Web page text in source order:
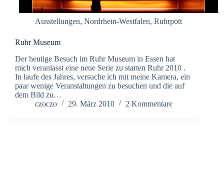
Ausstellungen, Nordrhein-Westfalen, Ruhrpott
Ruhr Museum
Der heutige Besuch im Ruhr Museum in Essen hat
mich veranlasst eine neue Serie zu starten Ruhr 2010 .
In laufe des Jahres, versuche ich mit meine Kamera, ein
paar wenige Veranstaltungen zu besuchen und die auf
dem Bild zu…
czoczo
29. März 2010 2 Kommentare